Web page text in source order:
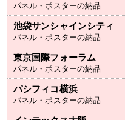
パネル・ポスターの納品
池袋サンシャインシティ
パネル・ポスターの納品
東京国際フォーラム
パネル・ポスターの納品
パシフィコ横浜
パネル・ポスターの納品